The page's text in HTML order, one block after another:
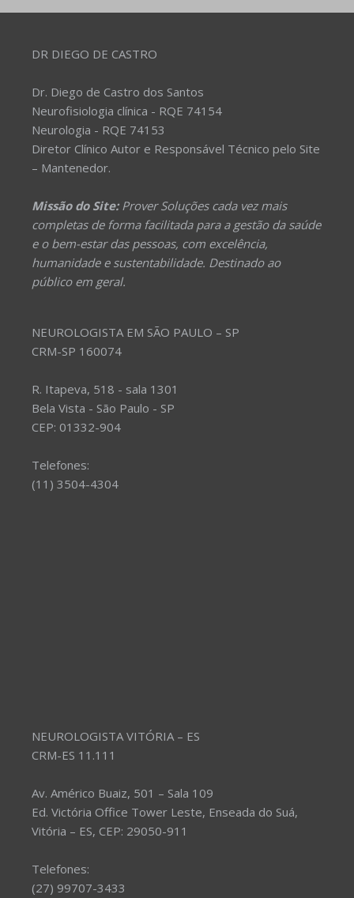
DR DIEGO DE CASTRO
Dr. Diego de Castro dos Santos
Neurofisiologia clínica - RQE 74154
Neurologia - RQE 74153
Diretor Clínico Autor e Responsável Técnico pelo Site
– Mantenedor.
Missão do Site:Prover Soluções cada vez mais
completas de forma facilitada para a gestão da saúde
e o bem-estar das pessoas, com excelência,
humanidade e sustentabilidade. Destinado ao
público em geral.
NEUROLOGISTA EM SÃO PAULO – SP
CRM-SP 160074
R. Itapeva, 518 - sala 1301
Bela Vista - São Paulo - SP
CEP: 01332-904
Telefones:
(11) 3504-4304
NEUROLOGISTA VITÓRIA – ES
CRM-ES 11.111
Av. Américo Buaiz, 501 – Sala 109
Ed. Victória Office Tower Leste, Enseada do Suá,
Vitória – ES, CEP: 29050-911
Telefones:
(27) 99707-3433